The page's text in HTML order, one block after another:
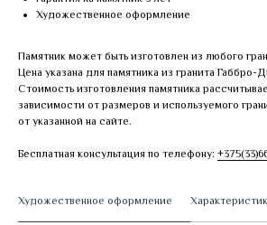
Художественное оформление
Памятник может быть изготовлен из любого
Цена указана для памятника из гранита Габбро-
Стоимость изготовления памятника
зависимости от размеров и используемого
от указанной на сайте.
Бесплатная консультация по телефону:
Художественное оформление